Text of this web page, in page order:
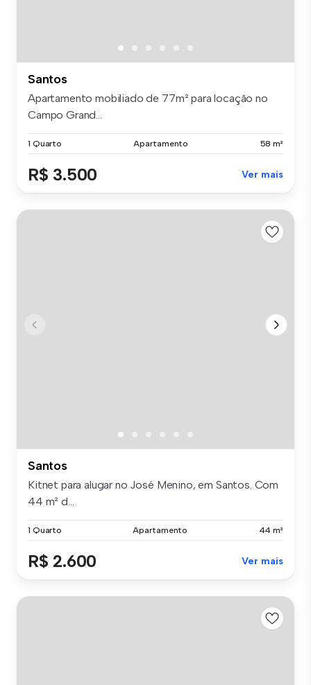
Santos
Apartamento mobiliado de 77m² para locação no
Campo Grand...
1 Quarto Apartamento 58 m²
R$ 3.500 Ver mais
Santos
Kitnet para alugar no José Menino, em Santos. Com
44 m² d...
1 Quarto Apartamento 44 m²
R$ 2.600 Ver mais